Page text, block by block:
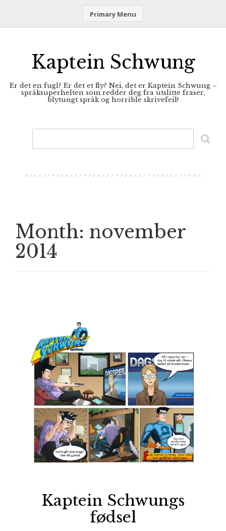
Primary Menu
Kaptein Schwung
Er det en fugl? Er det et fly? Nei, det er Kaptein Schwung –
språksuperhelten som redder deg fra utslitte fraser,
blytungt språk og horrible skrivefeil!
Month: november
2014
Kaptein Schwungs
fødsel